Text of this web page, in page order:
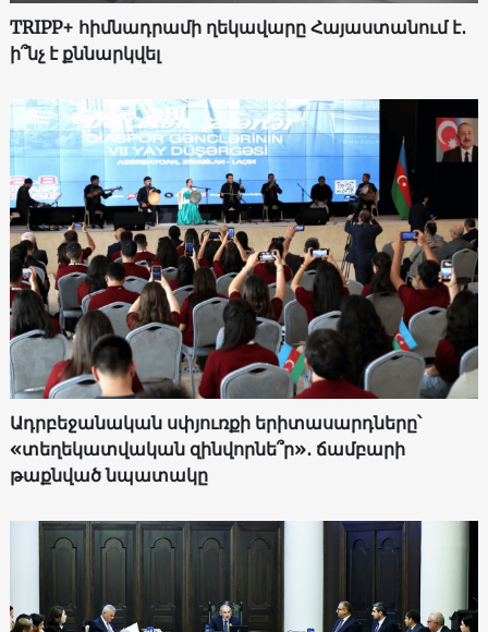
TRIPP+ հիմնադրամի ղեկավարը Հայաստանում է․
ի՞նչ է քննարկվել
Ադրբեջանական սփյուռքի երիտասարդները՝
«տեղեկատվական զինվորնե՞ր»․ ճամբարի
թաքնված նպատակը